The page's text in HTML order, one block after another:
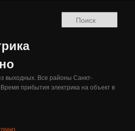
выходных. Все районы Санкт-
прибытия электрика на объект в